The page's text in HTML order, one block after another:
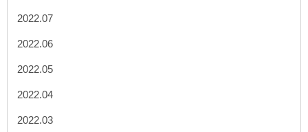
2022.07
2022.06
2022.05
2022.04
2022.03